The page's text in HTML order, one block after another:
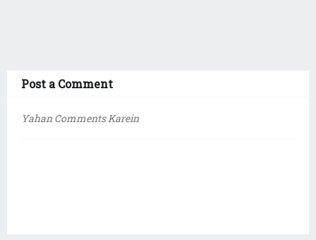
Post a Comment
Yahan Comments Karein